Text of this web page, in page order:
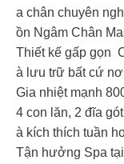
a chân chuyên
ồn Ngâm Chân
Thiết kế gấp gọn
à lưu trữ bất cứ
Gia nhiệt mạnh
4 con lăn, 2 đĩa
à kích thích tuần
Tận hưởng Spa